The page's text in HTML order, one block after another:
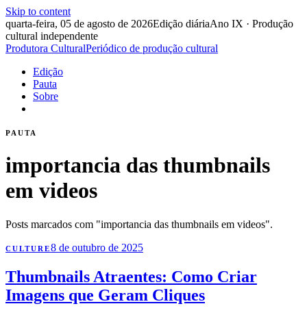
Skip to content
quarta-feira, 05 de agosto de 2026Edição diáriaAno IX · Produção
cultural independente
Produtora CulturalPeriódico de produção cultural
Edição
Pauta
Sobre
PAUTA
importancia das thumbnails
em videos
Posts marcados com "importancia das thumbnails em videos".
CULTURE8 de outubro de 2025
Thumbnails Atraentes: Como Criar
Imagens que Geram Cliques